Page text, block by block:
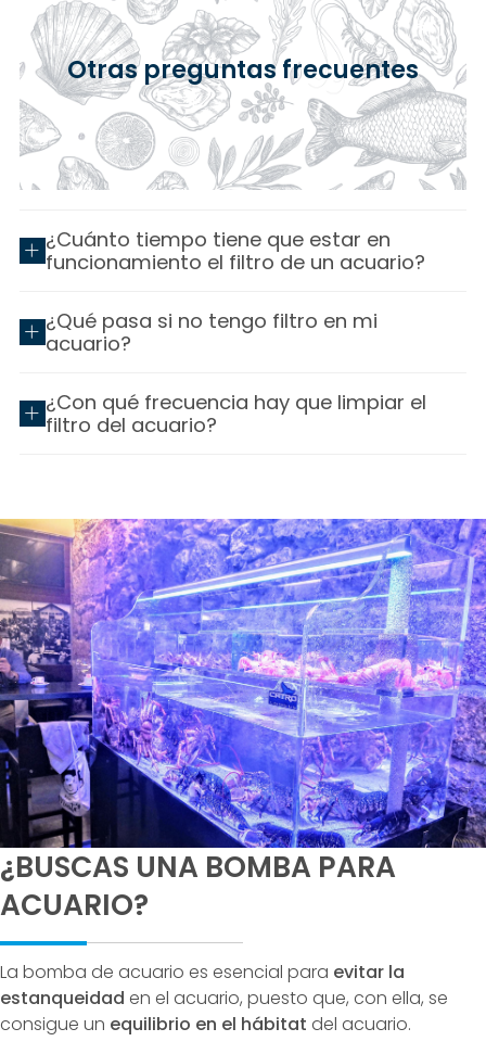
Otras preguntas frecuentes
¿Cuánto tiempo tiene que estar en
funcionamiento el filtro de un acuario?
¿Qué pasa si no tengo filtro en mi
acuario?
¿Con qué frecuencia hay que limpiar el
filtro del acuario?
¿BUSCAS UNA BOMBA PARA
ACUARIO?
La bomba de acuario es esencial para evitar la
estanqueidad en el acuario, puesto que, con ella, se
consigue un equilibrio en el hábitat del acuario.